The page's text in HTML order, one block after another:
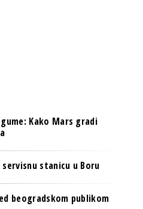
Kako Mars gradi
stanicu u Boru
beogradskom publikom